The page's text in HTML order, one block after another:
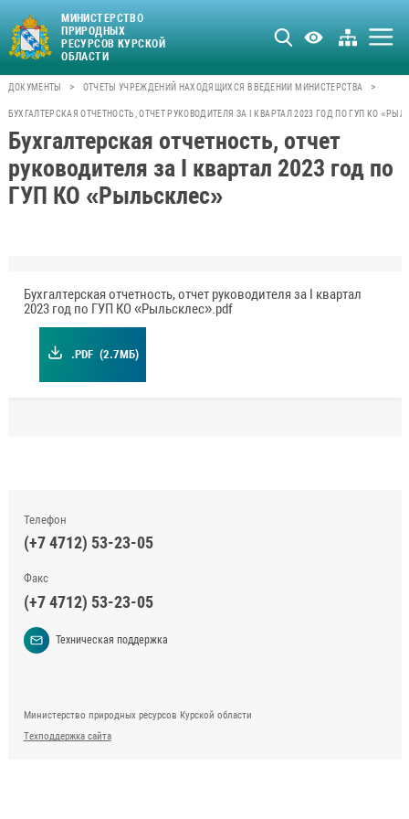
МИНИСТЕРСТВО
ПРИРОДНЫХ
РЕСУРСОВ КУРСКОЙ
ОБЛАСТИ
ДОКУМЕНТЫ > ОТЧЕТЫ УЧРЕЖДЕНИЙ НАХОДЯЩИХСЯ В ВЕДЕНИИ МИНИСТЕРСТВА >
БУХГАЛТЕРСКАЯ ОТЧЕТНОСТЬ, ОТЧЕТ РУКОВОДИТЕЛЯ ЗА I КВАРТАЛ 2023 ГОД ПО ГУП КО
Бухгалтерская отчетность, отчет
руководителя за I квартал 2023 год по
ГУП КО «Рыльсклес»
Бухгалтерская отчетность, отчет руководителя за I квартал
2023 год по ГУП КО «Рыльсклес».pdf
.PDF (2.7МБ)
Телефон
(+7 4712) 53-23-05
Факс
(+7 4712) 53-23-05
Техническая поддержка
Министерство природных ресурсов Курской области
Техподдержка сайта